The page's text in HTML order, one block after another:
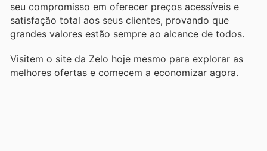
seu compromisso em oferecer preços acessíveis e
satisfação total aos seus clientes, provando que
grandes valores estão sempre ao alcance de todos.
Visitem o site da Zelo hoje mesmo para explorar as
melhores ofertas e comecem a economizar agora.